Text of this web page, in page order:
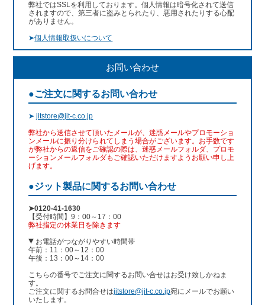
弊社ではSSLを利用しております。個人情報は暗号化されて送信
されますので、第三者に盗みとられたり、悪用されたりする心配
がありません。
➤個人情報取扱いについて
お問い合わせ
●ご注文に関するお問い合わせ
➤jitstore@jit-c.co.jp
弊社から送信させて頂いたメールが、迷惑メールやプロモーショ
ンメールに振り分けられてしまう場合がございます。お手数です
が弊社からの返信をご確認の際は、迷惑メールフォルダ、プロモ
ーションメールフォルダもご確認いただけますようお願い申し上
げます。
●ジット製品に関するお問い合わせ
➤0120-41-1630
【受付時間】9：00～17：00
弊社指定の休業日を除きます
お電話がつながりやすい時間帯
午前：11：00～12：00
午後：13：00～14：00
こちらの番号でご注文に関するお問い合せはお受け致しかねま
す。
ご注文に関するお問合せはjitstore@jit-c.co.jp宛にメールでお願い
いたします。